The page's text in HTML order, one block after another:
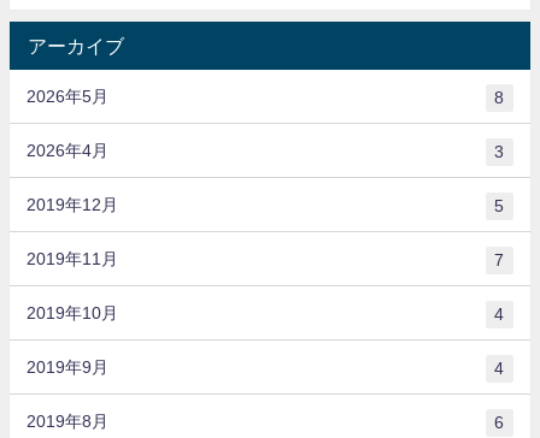
アーカイブ
2026年5月 8
2026年4月 3
2019年12月 5
2019年11月 7
2019年10月 4
2019年9月 4
2019年8月 6